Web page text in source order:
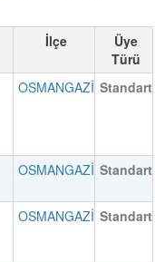
İlçe
Üye
Türü
OSMANGAZİ Standart
OSMANGAZİ Standart
OSMANGAZİ Standart